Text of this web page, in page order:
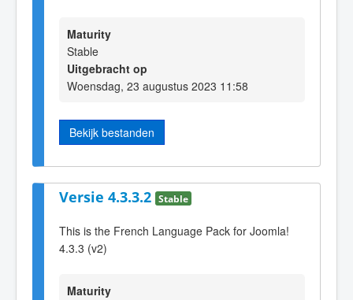
Maturity
Stable
Uitgebracht op
Woensdag, 23 augustus 2023 11:58
Bekijk bestanden
Versie 4.3.3.2 Stable
This is the French Language Pack for Joomla!
4.3.3 (v2)
Maturity